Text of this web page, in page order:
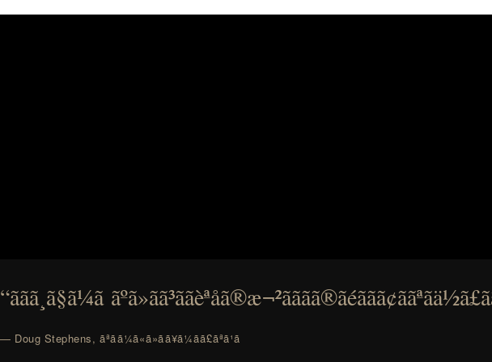
“ããã¸ã§ã¼ã
— Doug Stephens, ãªãã¼ã«ã»ãã¥ã¼ãã£ãªã¹ã